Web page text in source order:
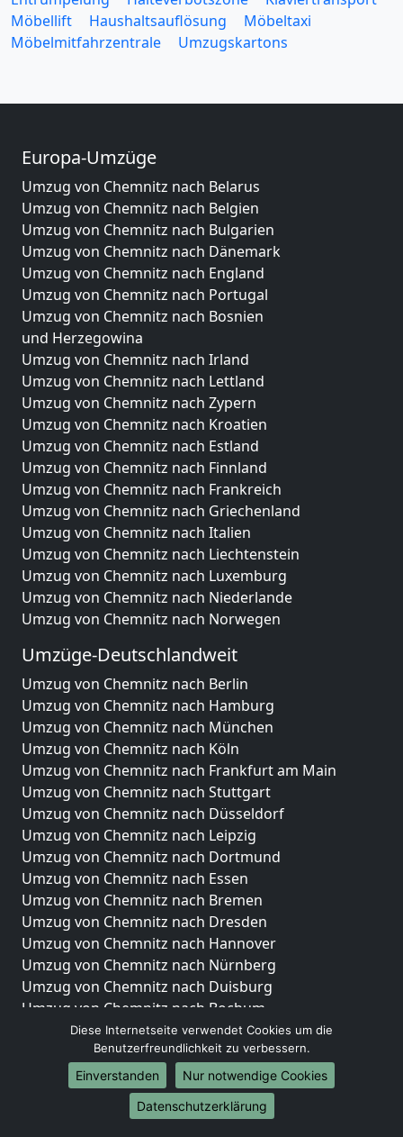
Möbellift
Haushaltsauflösung
Möbeltaxi
Möbelmitfahrzentrale
Umzugskartons
Europa-Umzüge
Umzug von Chemnitz nach Belarus
Umzug von Chemnitz nach Belgien
Umzug von Chemnitz nach Bulgarien
Umzug von Chemnitz nach Dänemark
Umzug von Chemnitz nach England
Umzug von Chemnitz nach Portugal
Umzug von Chemnitz nach Bosnien
und Herzegowina
Umzug von Chemnitz nach Irland
Umzug von Chemnitz nach Lettland
Umzug von Chemnitz nach Zypern
Umzug von Chemnitz nach Kroatien
Umzug von Chemnitz nach Estland
Umzug von Chemnitz nach Finnland
Umzug von Chemnitz nach Frankreich
Umzug von Chemnitz nach Griechenland
Umzug von Chemnitz nach Italien
Umzug von Chemnitz nach Liechtenstein
Umzug von Chemnitz nach Luxemburg
Umzug von Chemnitz nach Niederlande
Umzug von Chemnitz nach Norwegen
Umzüge-Deutschlandweit
Umzug von Chemnitz nach Berlin
Umzug von Chemnitz nach Hamburg
Umzug von Chemnitz nach München
Umzug von Chemnitz nach Köln
Umzug von Chemnitz nach Frankfurt am Main
Umzug von Chemnitz nach Stuttgart
Umzug von Chemnitz nach Düsseldorf
Umzug von Chemnitz nach Leipzig
Umzug von Chemnitz nach Dortmund
Umzug von Chemnitz nach Essen
Umzug von Chemnitz nach Bremen
Umzug von Chemnitz nach Dresden
Umzug von Chemnitz nach Hannover
Umzug von Chemnitz nach Nürnberg
Umzug von Chemnitz nach Duisburg
Umzug von Chemnitz nach Bochum
Umzug von Chemnitz nach Wuppertal
Umzug von Chemnitz nach Bielefeld
Umzug von Chemnitz nach Bonn
Umzug von Chemnitz nach Münster
Diese Internetseite verwendet Cookies um die
Benutzerfreundlichkeit zu verbessern.
Einverstanden
Nur notwendige Cookies
Datenschutzerklärung